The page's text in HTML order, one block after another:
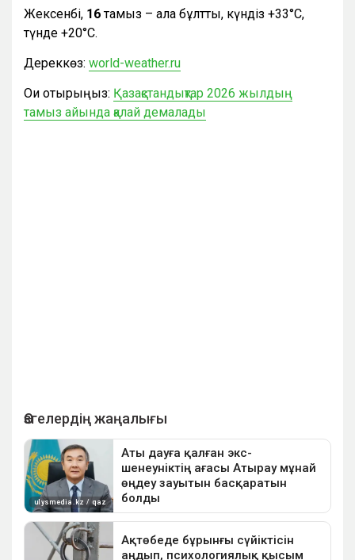
Жексенбі, 16тамыз – ала бұлтты, күндіз +33°С,
түнде +20°С.
Дереккөз: world-weather.ru
Оқи отырыңыз: Қазақстандықтар 2026 жылдың
тамыз айында қалай демалады